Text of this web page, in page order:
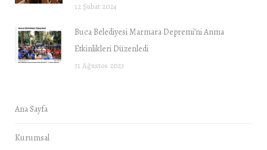
12 Şubat 2024
Buca Belediyesi Marmara Depremi’ni Anma
Etkinlikleri Düzenledi
31 Ağustos 2023
Ana Sayfa
Kurumsal